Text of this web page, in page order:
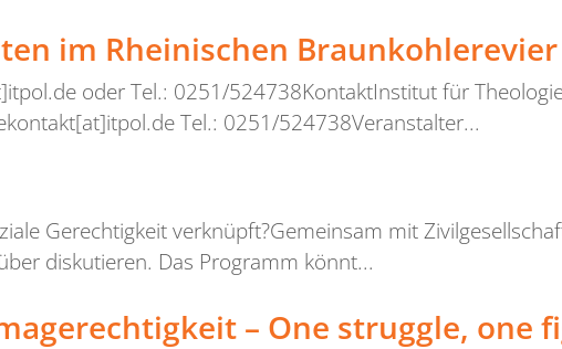
im Rheinischen Braunkohlerevier
oder Tel.: 0251/524738KontaktInstitut für
Tel.: 0251/524738Veranstalter...
Gerechtigkeit verknüpft?Gemeinsam mit
diskutieren. Das Programm könnt...
– One struggle, one